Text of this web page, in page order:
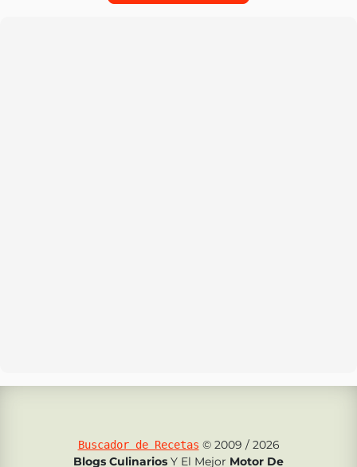
Buscador de Recetas © 2009 / 2026
Blogs Culinarios Y El Mejor Motor De